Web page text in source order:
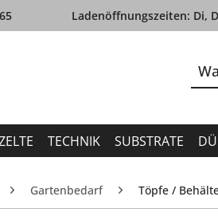
Ladenöffnungszeiten: Di,
TECHNIK SUBSTRATE
Gartenbedarf Töpfe /